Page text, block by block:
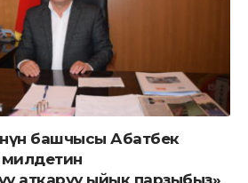
башчысы Абатбек